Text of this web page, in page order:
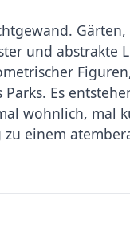
Gärten,
und abstrakte
Es
wohnlich, mal
einem